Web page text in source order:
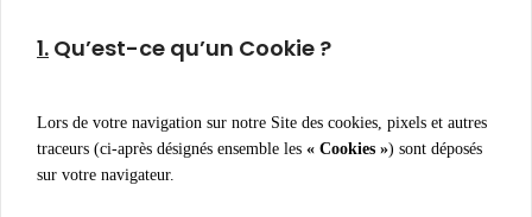
1. Qu’est-ce qu’un Cookie ?
Lors de votre navigation sur notre Site des cookies, pixels et autres
traceurs (ci-après désignés ensemble les « Cookies ») sont déposés
sur votre navigateur.